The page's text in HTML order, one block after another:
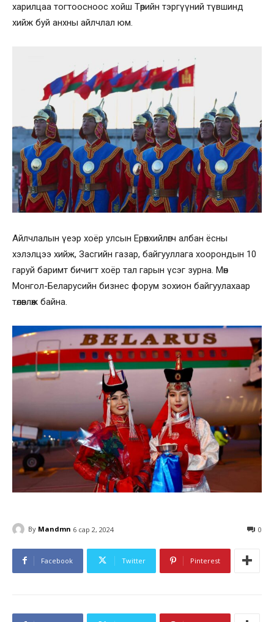
харилцаа тогтоосноос хойш Төрийн тэргүүний түвшинд
хийж буй анхны айлчлал юм.
Айлчлалын үеэр хоёр улсын Ерөнхийлөгч албан ёсны
хэлэлцээ хийж, Засгийн газар, байгууллага хоорондын 10
гаруй баримт бичигт хоёр тал гарын үсэг зурна. Мөн
Монгол-Беларусийн бизнес форум зохион байгуулахаар
төлөвлөж байна.
By Mandmn 6 сар 2, 2024 0
Facebook Twitter Pinterest